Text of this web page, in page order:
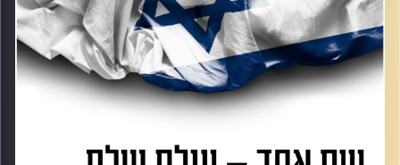
קרדיט תמונות: AudioVersity